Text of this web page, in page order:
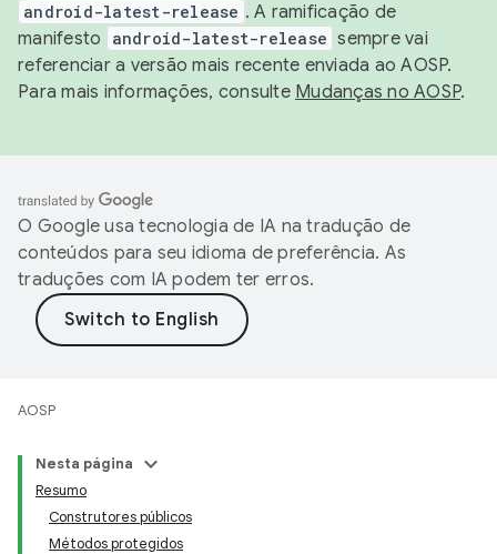
android-latest-release . A ramificação de
manifesto
android-latest-release sempre vai
referenciar a versão mais recente enviada ao AOSP.
Para mais informações, consulte Mudanças no AOSP.
O Google usa tecnologia de IA na tradução de
conteúdos para seu idioma de preferência. As
traduções com IA podem ter erros.
AOSP
Nesta página
Resumo
Construtores públicos
Métodos protegidos